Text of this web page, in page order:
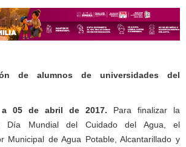
de alumnos de universidades del
a 05 de abril de 2017. Para finalizar la
Día Mundial del Cuidado del Agua, el
Municipal de Agua Potable, Alcantarillado y